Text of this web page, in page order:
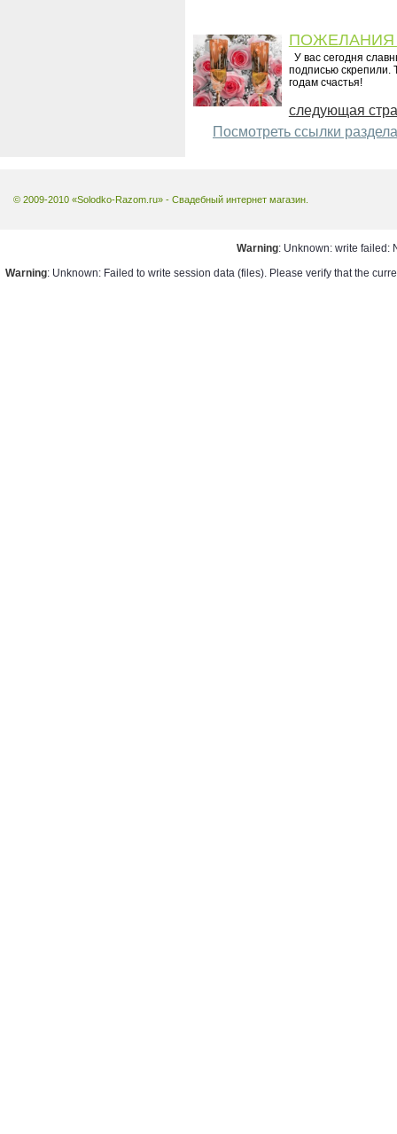
У вас сегодня
подписью скрепили.
годам счастья!
следующая
Посмотреть ссылки раздела
© 2009-2010 «Solodko-Razom.ru» - Свадебный интернет магазин.
Warning: Unknown: write failed:
Warning: Unknown: Failed to write session data (files). Please verify that the